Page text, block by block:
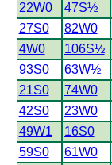
22W0
47S½
27S0
82W0
4W0
106S½
93S0
63W½
21S0
74W0
42S0
23W0
49W1
16S0
59S0
61W0